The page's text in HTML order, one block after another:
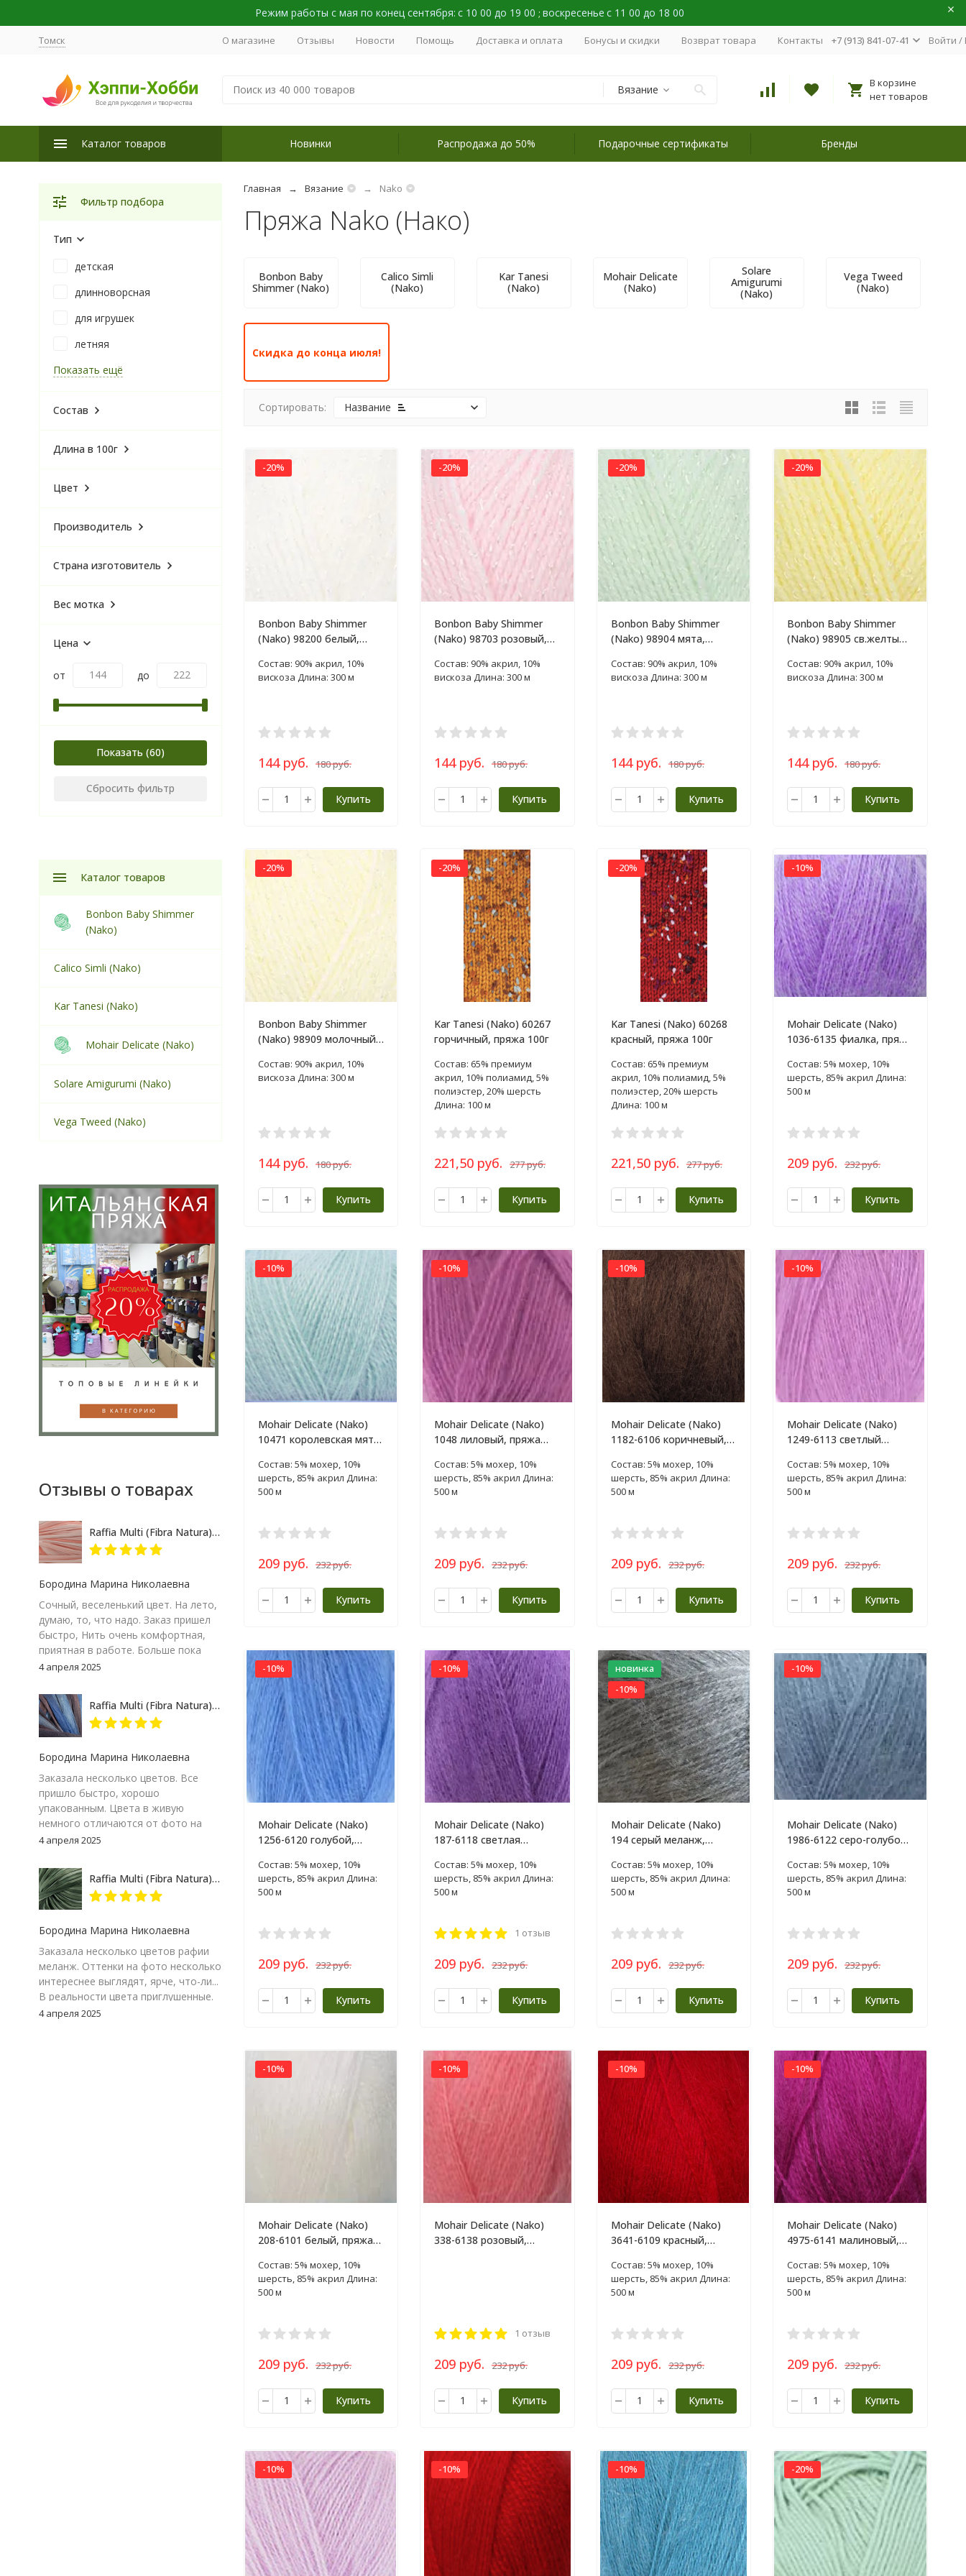
Режим работы с мая по конец сентября: с 10 00 до 19 00 ; воскресенье с 11 00 до 18 00
Томск О магазине Отзывы Новости Помощь Доставка и оплата Бонусы и скидки Возврат товара Контакты +7 (913) 841-07-41 Войти /
Вязание
В корзине
нет товаров
Каталог товаров Новинки Распродажа до 50% Подарочные сертификаты Бренды
Главная Вязание Nako
Пряжа Nako (Нако)
Bonbon Baby
Shimmer (Nako)
Calico Simli
(Nako)
Kar Tanesi
(Nako)
Mohair Delicate
(Nako)
Solare
Amigurumi
(Nako)
Vega Tweed
(Nako)
Скидка до конца июля!
Сортировать: Название
-20%
Bonbon Baby Shimmer
(Nako) 98200 белый,
Состав: 90% акрил, 10%
вискоза Длина: 300 м
144 руб. 180 руб.
Купить
-20%
Bonbon Baby Shimmer
(Nako) 98703 розовый,
Состав: 90% акрил, 10%
вискоза Длина: 300 м
144 руб. 180 руб.
Купить
-20%
Bonbon Baby Shimmer
(Nako) 98904 мята,
Состав: 90% акрил, 10%
вискоза Длина: 300 м
144 руб. 180 руб.
Купить
-20%
Bonbon Baby Shimmer
(Nako) 98905 св.желтый,
Состав: 90% акрил, 10%
вискоза Длина: 300 м
144 руб. 180 руб.
Купить
-20%
Bonbon Baby Shimmer
(Nako) 98909 молочный,
Состав: 90% акрил, 10%
вискоза Длина: 300 м
144 руб. 180 руб.
Купить
-20%
Kar Tanesi (Nako) 60267
горчичный, пряжа 100г
Состав: 65% премиум
акрил, 10% полиамид, 5%
полиэстер, 20% шерсть
Длина: 100 м
221,50 руб. 277 руб.
Купить
-20%
Kar Tanesi (Nako) 60268
красный, пряжа 100г
Состав: 65% премиум
акрил, 10% полиамид, 5%
полиэстер, 20% шерсть
Длина: 100 м
221,50 руб. 277 руб.
Купить
-10%
Mohair Delicate (Nako)
1036-6135 фиалка, пряжа
Состав: 5% мохер, 10%
шерсть, 85% акрил Длина:
500 м
209 руб. 232 руб.
Купить
-10%
Mohair Delicate (Nako)
10471 королевская мята,
Состав: 5% мохер, 10%
шерсть, 85% акрил Длина:
500 м
209 руб. 232 руб.
Купить
-10%
Mohair Delicate (Nako)
1048 лиловый, пряжа
Состав: 5% мохер, 10%
шерсть, 85% акрил Длина:
500 м
209 руб. 232 руб.
Купить
-10%
Mohair Delicate (Nako)
1182-6106 коричневый,
Состав: 5% мохер, 10%
шерсть, 85% акрил Длина:
500 м
209 руб. 232 руб.
Купить
-10%
Mohair Delicate (Nako)
1249-6113 светлый
Состав: 5% мохер, 10%
шерсть, 85% акрил Длина:
500 м
209 руб. 232 руб.
Купить
-10%
Mohair Delicate (Nako)
1256-6120 голубой,
Состав: 5% мохер, 10%
шерсть, 85% акрил Длина:
500 м
209 руб. 232 руб.
Купить
-10%
Mohair Delicate (Nako)
187-6118 светлая
Состав: 5% мохер, 10%
шерсть, 85% акрил Длина:
500 м
1 отзыв
209 руб. 232 руб.
Купить
новинка
-10%
Mohair Delicate (Nako)
194 серый меланж,
Состав: 5% мохер, 10%
шерсть, 85% акрил Длина:
500 м
209 руб. 232 руб.
Купить
-10%
Mohair Delicate (Nako)
1986-6122 серо-голубой,
Состав: 5% мохер, 10%
шерсть, 85% акрил Длина:
500 м
209 руб. 232 руб.
Купить
-10%
Mohair Delicate (Nako)
208-6101 белый, пряжа
Состав: 5% мохер, 10%
шерсть, 85% акрил Длина:
500 м
209 руб. 232 руб.
Купить
-10%
Mohair Delicate (Nako)
338-6138 розовый,
1 отзыв
209 руб. 232 руб.
Купить
-10%
Mohair Delicate (Nako)
3641-6109 красный,
Состав: 5% мохер, 10%
шерсть, 85% акрил Длина:
500 м
209 руб. 232 руб.
Купить
-10%
Mohair Delicate (Nako)
4975-6141 малиновый,
Состав: 5% мохер, 10%
шерсть, 85% акрил Длина:
500 м
209 руб. 232 руб.
Купить
-10% -10% -10% -20%
Фильтр подбора
Тип
детская
длинноворсная
для игрушек
летняя
Показать ещё
Состав
Длина в 100г
Цвет
Производитель
Страна изготовитель
Вес мотка
Цена
от до
Показать
Сбросить фильтр
Каталог товаров
Bonbon Baby Shimmer
(Nako)
Calico Simli (Nako)
Kar Tanesi (Nako)
Mohair Delicate (Nako)
Solare Amigurumi (Nako)
Vega Tweed (Nako)
Отзывы о товарах
Raffia Multi (Fibra Natura) 117-17 розово-кремовый меланж, пряжа 35г
Бородина Марина Николаевна
Сочный, веселенький цвет. На лето,
думаю, то, что надо. Заказ пришел
быстро, Нить очень комфортная,
приятная в работе. Больше пока
сказать не могу – посмотрим на
пятерку и товару и продавцу за
качество сопровождения заказа!
4 апреля 2025
Raffia Multi (Fibra Natura) 117-07 сине-серый, пряжа 35г
Бородина Марина Николаевна
Заказала несколько цветов. Все
пришло быстро, хорошо
упакованным. Цвета в живую
немного отличаются от фото на
экране компьютера, но мне
Думаю, изделие получится
интересным
4 апреля 2025
Raffia Multi (Fibra Natura) 117-24 зеленый меланж, пряжа 35г
Бородина Марина Николаевна
Заказала несколько цветов рафии
меланж. Оттенки на фото несколько
интереснее выглядят, ярче, что-ли...
В реальности цвета приглушенные.
Цвет 117-24, зеленый меланж. Мне
4 апреля 2025